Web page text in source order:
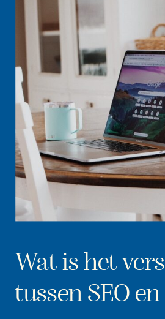
Wat is het
tussen SEO en